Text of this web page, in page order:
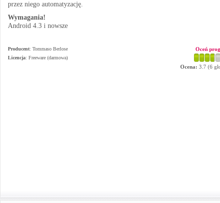
przez niego automatyzację.
Wymagania!
Android 4.3 i nowsze
Producent: Tommaso Berlose
Licencja: Freeware (darmowa)
Oceń
Ocena: 3.7 (6